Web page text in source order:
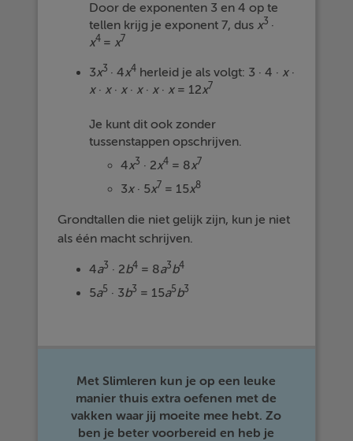
Door de exponenten 3 en 4 op te
tellen krijg je exponent 7, dus x3 ·
x4 = x7
3x3 · 4x4 herleid je als volgt: 3 · 4 · x·
x· x· x · x· x· x= 12x7
Je kunt dit ook zonder
tussenstappen opschrijven.
4x3 · 2x4 = 8x7
3x· 5x7 = 15x8
Grondtallen die niet gelijk zijn, kun je niet
als één macht schrijven.
4a3 · 2b4 = 8a3b4
5a5 · 3b3 = 15a5b3
Met Slimleren kun je op een leuke
manier thuis extra oefenen met de
vakken waar jij moeite mee hebt. Zo
ben je beter voorbereid en heb je